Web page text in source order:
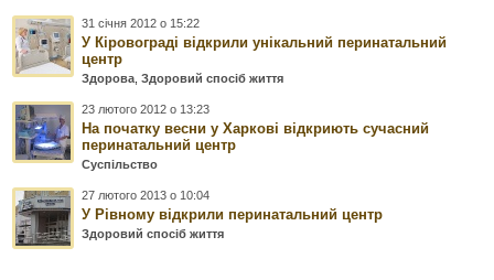
31 січня 2012 о 15:22
У Кіровограді відкрили унікальний перинатальний
центр
Здорова ,Здоровий спосіб життя
23 лютого 2012 о 13:23
На початку весни у Харкові відкриють сучасний
перинатальний центр
Суспільство
27 лютого 2013 о 10:04
У Рівному відкрили перинатальний центр
Здоровий спосіб життя